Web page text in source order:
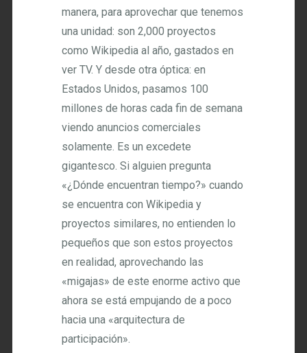
manera, para aprovechar que tenemos
una unidad: son 2,000 proyectos
como Wikipedia al año, gastados en
ver TV. Y desde otra óptica: en
Estados Unidos, pasamos 100
millones de horas cada fin de semana
viendo anuncios comerciales
solamente. Es un excedete
gigantesco. Si alguien pregunta
«¿Dónde encuentran tiempo?» cuando
se encuentra con Wikipedia y
proyectos similares, no entienden lo
pequeños que son estos proyectos
en realidad, aprovechando las
«migajas» de este enorme activo que
ahora se está empujando de a poco
hacia una «arquitectura de
participación».